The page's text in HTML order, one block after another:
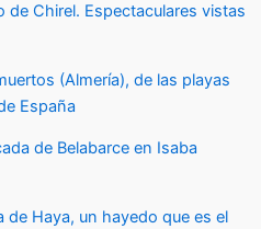
de Chirel. Espectaculares vistas
(Almería), de las playas
España
de Belabarce en Isaba
de Haya, un hayedo que es el